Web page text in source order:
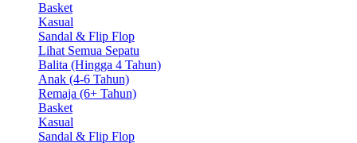
Basket
Kasual
Sandal & Flip Flop
Lihat Semua Sepatu
Balita (Hingga 4 Tahun)
Anak (4-6 Tahun)
Remaja (6+ Tahun)
Basket
Kasual
Sandal & Flip Flop